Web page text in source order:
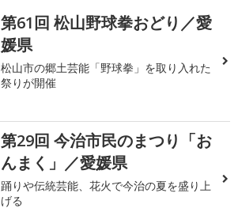
第61回 松山野球拳おどり／愛
媛県
松山市の郷土芸能「野球拳」を取り入れた
祭りが開催
第29回 今治市民のまつり「お
んまく」／愛媛県
踊りや伝統芸能、花火で今治の夏を盛り上
げる